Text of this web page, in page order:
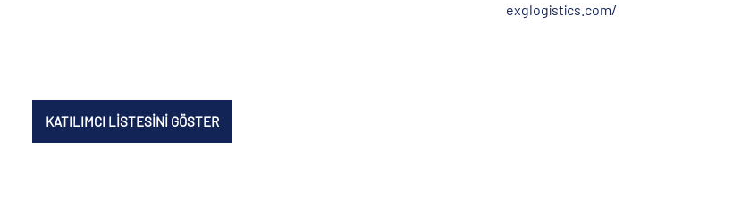
exglogistics.com/
KATILIMCI LİSTESİNİ GÖSTER